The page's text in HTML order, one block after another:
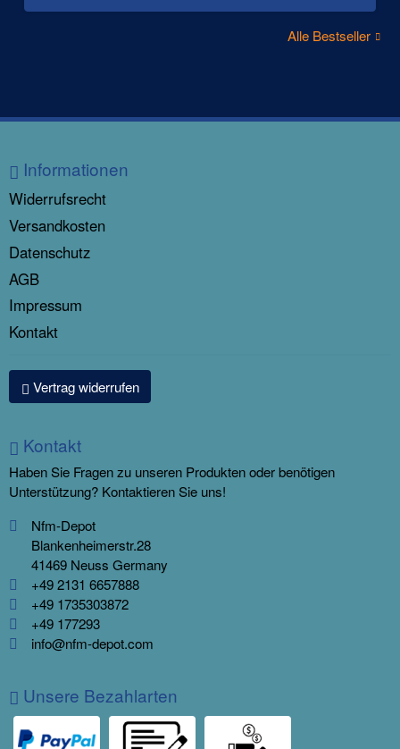
Alle Bestseller
Informationen
Widerrufsrecht
Versandkosten
Datenschutz
AGB
Impressum
Kontakt
Vertrag widerrufen
Kontakt
Haben Sie Fragen zu unseren Produkten oder benötigen
Unterstützung? Kontaktieren Sie uns!
Nfm-Depot
Blankenheimerstr.28
41469 Neuss Germany
+49 2131 6657888
+49 1735303872
+49 177293
info@nfm-depot.com
Unsere Bezahlarten